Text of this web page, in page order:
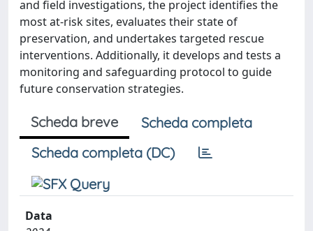
and field investigations, the project identifies the
most at-risk sites, evaluates their state of
preservation, and undertakes targeted rescue
interventions. Additionally, it develops and tests a
monitoring and safeguarding protocol to guide
future conservation strategies.
Scheda breve
Scheda completa
Scheda completa (DC)
Data